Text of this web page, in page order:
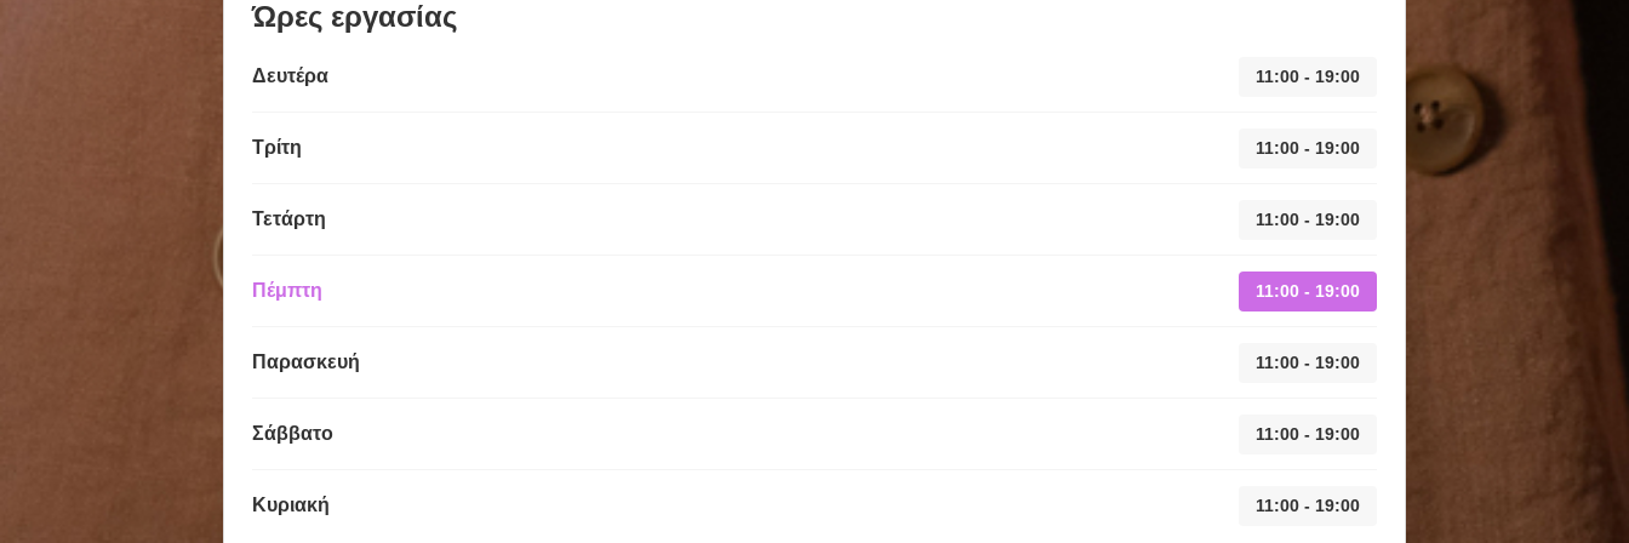
Ώρες εργασίας
Δευτέρα 11:00 - 19:00
Τρίτη 11:00 - 19:00
Τετάρτη 11:00 - 19:00
Πέμπτη 11:00 - 19:00
Παρασκευή 11:00 - 19:00
Σάββατο 11:00 - 19:00
Κυριακή 11:00 - 19:00